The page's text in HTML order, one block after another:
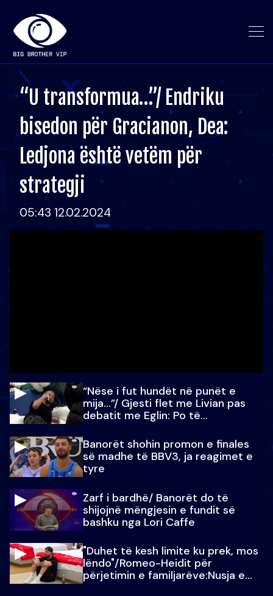
“U transformua…”/ Endriku
bisedon për Gracianon, Dea:
Ledjona është vetëm për
strategji
05:43 12.02.2024
“Nëse i fut hundët në punët e
mija…”/ Gjesti flet me Livian pas
debatit me Eglin: Po të
Banorët shohin promon e finales
së madhe të BBV3, ja reagimet e
tyre
Zarf i bardhë/ Banorët do të
shijojnë mëngjesin e fundit së
bashku nga Lori Caffe
"Duhet të kesh limite ku prek, mos
lëndo"/Romeo-Heidit për
përjetimin e familjarëve:Nusja e